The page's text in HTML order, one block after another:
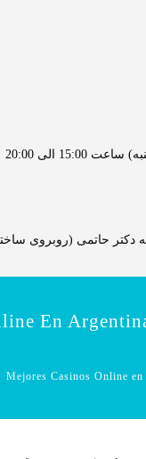
الی 20:00
حاتمی (روبروی
En
Mejores Casinos Online